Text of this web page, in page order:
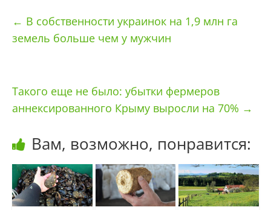
← В собственности украинок на 1,9 млн га
земель больше чем у мужчин
Такого еще не было: убытки фермеров
аннексированного Крыму выросли на 70% →
Вам, возможно, понравится: